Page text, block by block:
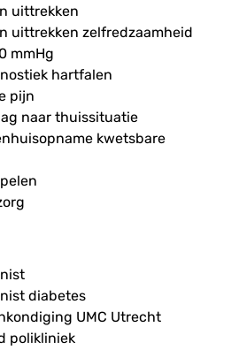
uittrekken
uittrekken zelfredzaamheid
mmHg
hartfalen
pijn
naar thuissituatie
kwetsbare
diabetes
UMC Utrecht
polikliniek